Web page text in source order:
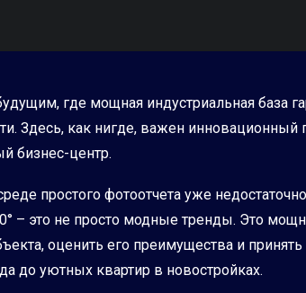
где мощная индустриальная база
Здесь, как нигде, важен
бизнес-центр.
простого фотоотчета уже
– это не просто модные тренды. Это
оценить его преимущества и
до уютных квартир в новостройках.